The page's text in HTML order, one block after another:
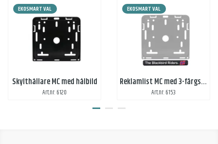
EKOSMART VAL
Skylthållare MC med hålbild
Art.nr: 6120
EKOSMART VAL
Reklamlist MC med 3-färgstryck
Art.nr: 6153